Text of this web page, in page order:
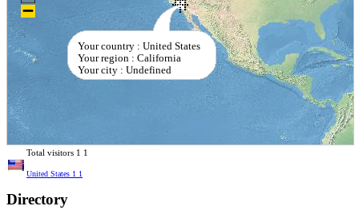
Your country : United States
Your region : California
Your city : Undefined
Total visitors 1 1
United States 1 1
Directory